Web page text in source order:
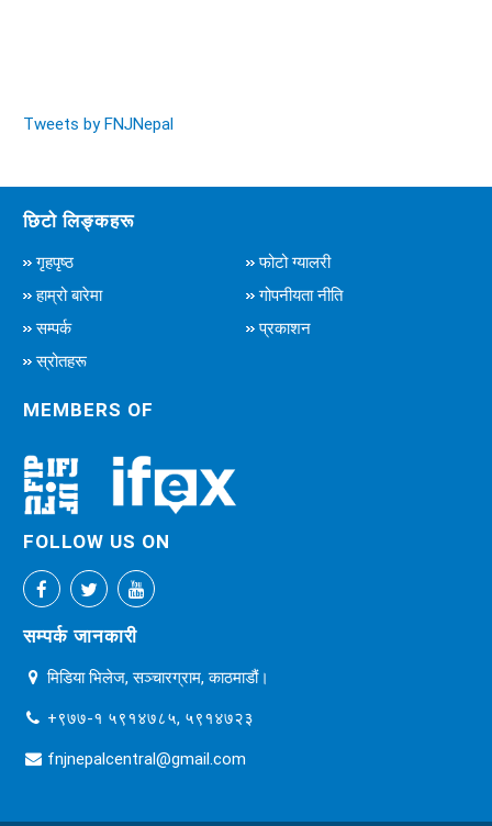
Tweets by FNJNepal
छिटो लिङ्कहरू
गृहपृष्ठ
फोटो ग्यालरी
हाम्रो बारेमा
गोपनीयता नीति
सम्पर्क
प्रकाशन
स्रोतहरू
MEMBERS OF
FOLLOW US ON
सम्पर्क जानकारी
मिडिया भिलेज, सञ्चारग्राम, काठमाडौं।
+९७७-१ ५९१४७८५, ५९१४७२३
fnjnepalcentral@gmail.com